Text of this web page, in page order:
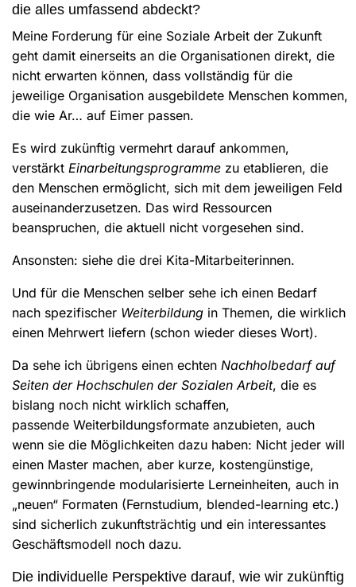
die alles umfassend abdeckt?
Meine Forderung für eine Soziale Arbeit der Zukunft
geht damit einerseits an die Organisationen direkt, die
nicht erwarten können, dass vollständig für die
jeweilige Organisation ausgebildete Menschen kommen,
die wie Ar… auf Eimer passen.
Es wird zukünftig vermehrt darauf ankommen,
verstärkt Einarbeitungsprogramme zu etablieren, die
den Menschen ermöglicht, sich mit dem jeweiligen Feld
auseinanderzusetzen. Das wird Ressourcen
beanspruchen, die aktuell nicht vorgesehen sind.
Ansonsten: siehe die drei Kita-Mitarbeiterinnen.
Und für die Menschen selber sehe ich einen Bedarf
nach spezifischer Weiterbildung in Themen, die wirklich
einen Mehrwert liefern (schon wieder dieses Wort).
Da sehe ich übrigens einen echten Nachholbedarf auf
Seiten der Hochschulen der Sozialen Arbeit, die es
bislang noch nicht wirklich schaffen,
passende Weiterbildungsformate anzubieten, auch
wenn sie die Möglichkeiten dazu haben: Nicht jeder will
einen Master machen, aber kurze, kostengünstige,
gewinnbringende modularisierte Lerneinheiten, auch in
„neuen“ Formaten (Fernstudium, blended-learning etc.)
sind sicherlich zukunftsträchtig und ein interessantes
Geschäftsmodell noch dazu.
Die individuelle Perspektive darauf, wie wir zukünftig